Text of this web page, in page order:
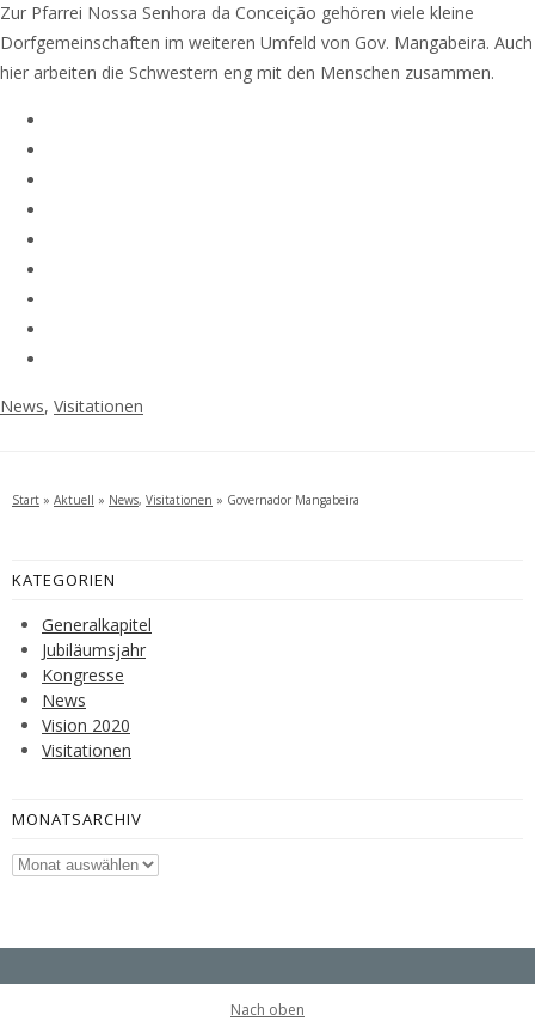
Zur Pfarrei Nossa Senhora da Conceição gehören viele kleine
Dorfgemeinschaften im weiteren Umfeld von Gov. Mangabeira. Auch
hier arbeiten die Schwestern eng mit den Menschen zusammen.
News, Visitationen
Start » Aktuell » News, Visitationen » Governador Mangabeira
KATEGORIEN
Generalkapitel
Jubiläumsjahr
Kongresse
News
Vision 2020
Visitationen
MONATSARCHIV
Monatsarchiv
Nach oben